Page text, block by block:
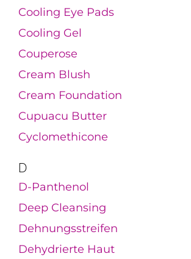
Cooling Eye Pads
Cooling Gel
Couperose
Cream Blush
Cream Foundation
Cupuacu Butter
Cyclomethicone
D
D-Panthenol
Deep Cleansing
Dehnungsstreifen
Dehydrierte Haut